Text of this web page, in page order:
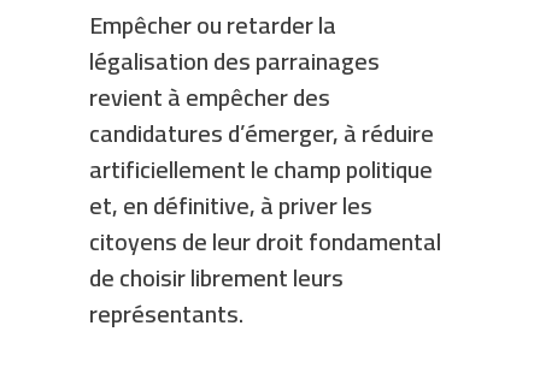
Empêcher ou retarder la
légalisation des parrainages
revient à empêcher des
candidatures d’émerger, à réduire
artificiellement le champ politique
et, en définitive, à priver les
citoyens de leur droit fondamental
de choisir librement leurs
représentants.